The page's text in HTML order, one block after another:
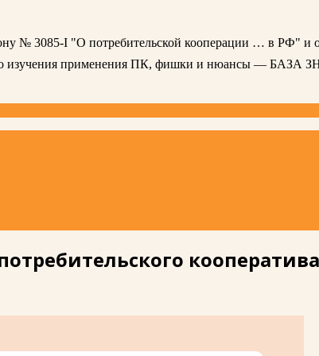
№ 3085-I "О потребительской кооперации … в РФ" и
изучения применения ПК, фишки и нюансы — БАЗА
кооператива